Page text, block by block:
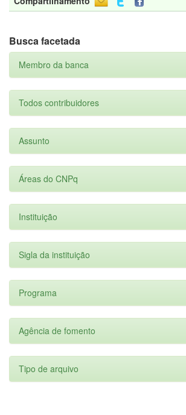
Busca facetada
Membro da banca
Todos contribuidores
Assunto
Áreas do CNPq
Instituição
Sigla da instituição
Programa
Agência de fomento
Tipo de arquivo